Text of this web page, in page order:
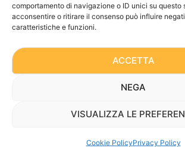
comportamento di navigazione o ID unici su questo
acconsentire o ritirare il consenso può influire
caratteristiche e funzioni.
ACCETTA
NEGA
VISUALIZZA LE
Cookie PolicyPrivacy Policy
Calcoli e Relazioni
Certificazione Attrezzature
Chiedilo all’Ingegnere